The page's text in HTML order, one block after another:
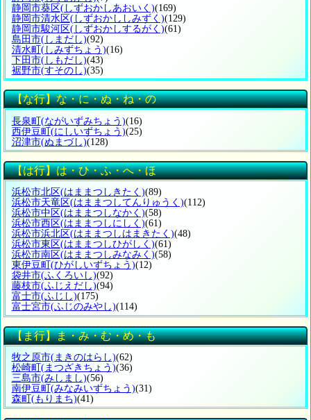
静岡市葵区(しずおかしあおいく)(169)
静岡市清水区(しずおかししみずく)(129)
静岡市駿河区(しずおかしするがく)(61)
島田市(しまだし)(92)
清水町 (しみずちょう)(16)
下田市(しもだし)(43)
裾野市(すそのし)(35)
【な行】な・に・ぬ・ね・の
長泉町(ながいずみちょう)(16)
西伊豆町(にしいずちょう)(25)
沼津市(ぬまづし)(128)
【は行】は・ひ・ふ・へ・ほ
浜松市北区(はままつしきたく)(89)
浜松市天竜区(はままつしてんりゅうく)(112)
浜松市中区(はままつしなかく)(58)
浜松市西区(はままつしにしく)(61)
浜松市浜北区(はままつしはまきたく)(48)
浜松市東区(はままつしひがしく)(61)
浜松市南区(はままつしみなみく)(58)
東伊豆町 (ひがしいずちょう)(12)
袋井市(ふくろいし)(92)
藤枝市(ふじえだし)(94)
富士市(ふじし)(175)
富士宮市(ふじのみやし)(114)
【ま行】ま・み・む・め・も
牧之原市(まきのはらし)(62)
松崎町 (まつざきちょう)(36)
三島市(みしまし)(56)
南伊豆町 (みなみいずちょう)(31)
森町 (もりまち)(41)